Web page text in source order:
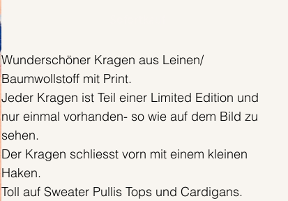
Wunderschöner Kragen aus Leinen/
Baumwollstoff mit Print.
Jeder Kragen ist Teil einer Limited Edition und
nur einmal vorhanden- so wie auf dem Bild zu
sehen.
Der Kragen schliesst vorn mit einem kleinen
Haken.
Toll auf Sweater Pullis Tops und Cardigans.